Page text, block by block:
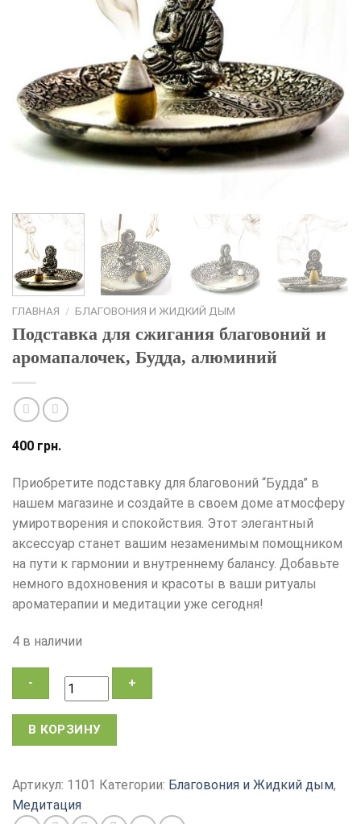
ГЛАВНАЯ / БЛАГОВОНИЯ И ЖИДКИЙ ДЫМ
Подставка для сжигания благовоний и
аромапалочек, Будда, алюминий
400 грн.
Приобретите подставку для благовоний “Будда” в
нашем магазине и создайте в своем доме атмосферу
умиротворения и спокойствия. Этот элегантный
аксессуар станет вашим незаменимым помощником
на пути к гармонии и внутреннему балансу. Добавьте
немного вдохновения и красоты в ваши ритуалы
ароматерапии и медитации уже сегодня!
4 в наличии
Количество
для
сжигания
благовоний
В КОРЗИНУ
Артикул: 1101 Категории: Благовония и Жидкий дым,
Медитация